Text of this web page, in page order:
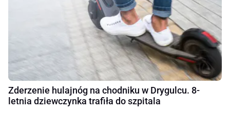
Zderzenie hulajnóg na chodniku w Drygulcu. 8-
letnia dziewczynka trafiła do szpitala